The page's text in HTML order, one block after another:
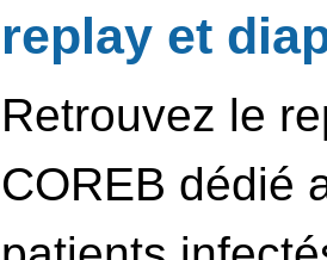
replay et
Retrouvez le
COREB dédié